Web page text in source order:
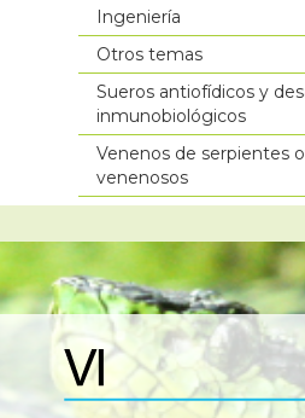
Ingeniería
Otros temas
Sueros antiofídicos y
inmunobiológicos
Venenos de serpientes
venenosos